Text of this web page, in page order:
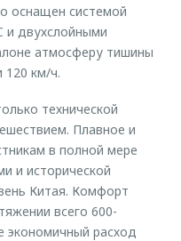
оснащен системой
и двухслойными
атмосферу тишины
120 км/ч.
технической
Плавное и
в полной мере
и исторической
Китая. Комфорт
всего 600-
экономичный расход